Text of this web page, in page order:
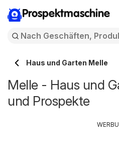
Prospektmaschine
Haus und Garten Melle
Melle - Haus und
und Prospekte